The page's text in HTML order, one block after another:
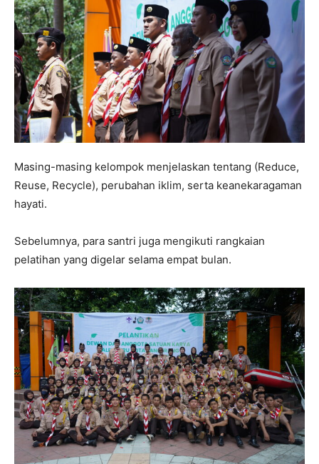
Masing-masing kelompok menjelaskan tentang (Reduce,
Reuse, Recycle), perubahan iklim, serta keanekaragaman
hayati.
Sebelumnya, para santri juga mengikuti rangkaian
pelatihan yang digelar selama empat bulan.